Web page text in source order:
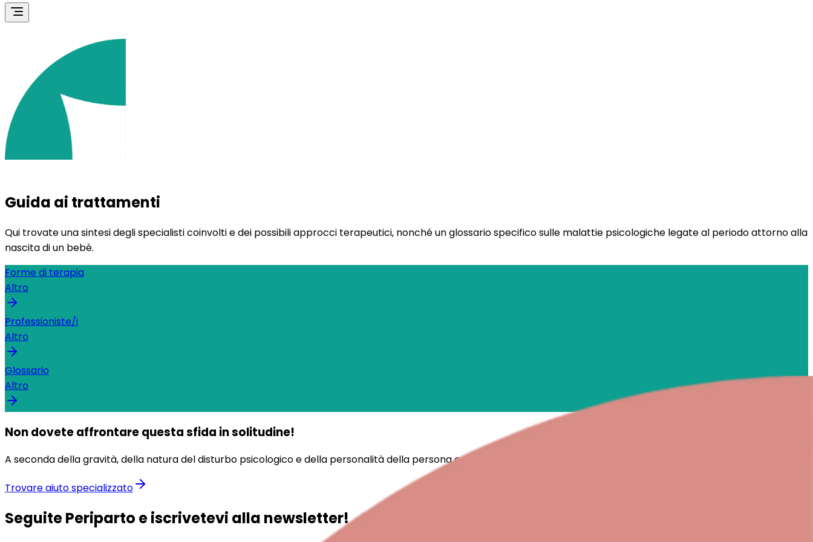
Guida ai trattamenti
Qui trovate una sintesi degli specialisti coinvolti e dei possibili approcci terapeutici, nonché un glossario specifico sulle malattie psicologiche legate al periodo attorno alla
nascita di un bebè.
Forme di terapia
Altro
Professioniste/i
Altro
Glossario
Altro
Non dovete affrontare questa sfida in solitudine!
A seconda della gravità, della natura del disturbo psicologico e della personalità della persona coinvolta, sono disponibili diverse possibilità di trattamento.
Trovare aiuto specializzato
Seguite Periparto e iscrivetevi alla newsletter!